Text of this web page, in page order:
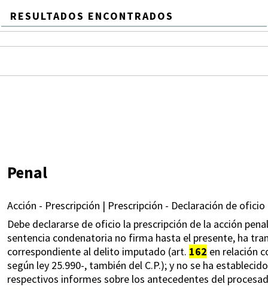
RESULTADOS ENCONTRADOS
Penal
Acción - Prescripción | Prescripción - Declaración de oficio
Debe declararse de oficio la prescripción de la acción
sentencia condenatoria no firma hasta el presente, ha
correspondiente al delito imputado (art. 162 en relación
según ley 25.990-, también del C.P.); y no se ha
respectivos informes sobre los antecedentes del